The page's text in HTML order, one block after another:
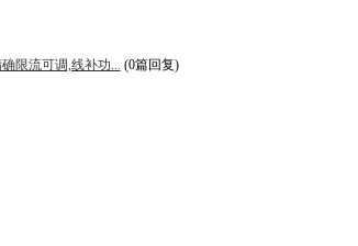
限流可调,线补功... (0篇回复)